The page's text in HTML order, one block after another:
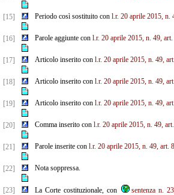
[15] Periodo così sostituito con l.r. 20 aprile 2015, n.
[16] Parole aggiunte con l.r. 20 aprile 2015, n. 49, art.
[17] Articolo inserito con l.r. 20 aprile 2015, n. 49,
[18] Articolo inserito con l.r. 20 aprile 2015, n. 49,
[19] Articolo inserito con l.r. 20 aprile 2015, n. 49,
[20] Comma inserito con l.r. 20 aprile 2015, n. 49,
[21] Parole inserite con l.r. 20 aprile 2015, n. 49, art. 8
[22] Nota soppressa.
[23] La Corte costituzionale, con sentenza n.